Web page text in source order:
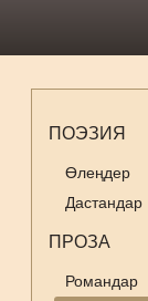
ПОЭЗИЯ
Өлеңдер
Дастандар
ПРОЗА
Романдар